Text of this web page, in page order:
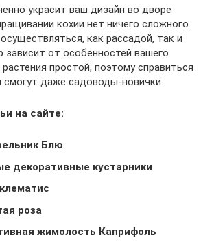
украсит ваш дизайн во дворе
кохии нет ничего сложного.
как рассадой, так и
зависит от особенностей вашего
простой, поэтому справиться
даже садоводы-новички.
на сайте:
Блю
декоративные кустарники
роза
жимолость Каприфоль